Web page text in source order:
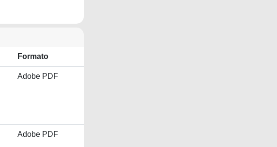
Formato
Adobe PDF
Adobe PDF